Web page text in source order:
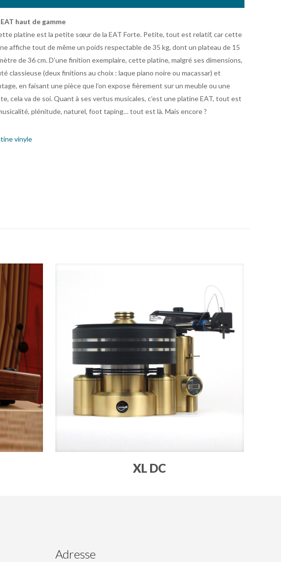
haut de gamme
platine est la petite sœur de la EAT Forte. Petite, tout est relatif, car cette
affiche tout de même un poids respectable de 35 kg, dont un plateau de 15
de 36 cm. D’une finition exemplaire, cette platine, malgré ses dimensions,
classieuse (deux finitions au choix : laque piano noire ou macassar) et
en faisant une pièce que l’on expose fièrement sur un meuble ou une
cela va de soi. Quant à ses vertus musicales, c’est une platine EAT, tout est
plénitude, naturel, foot taping… tout est là. Mais encore ?
vinyle
XL DC
Adresse